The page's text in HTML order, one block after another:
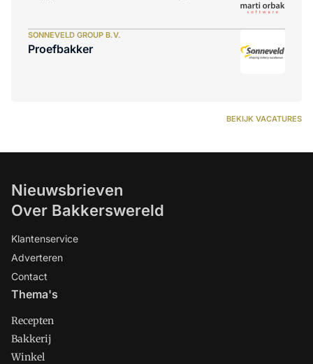
SONNEVELD GROUP B.V.
Proefbakker
BEKIJK VACATURES
Nieuwsbrieven
Over Bakkerswereld
Klantenservice
Adverteren
Contact
Thema's
Recepten
Bakkerij
Winkel